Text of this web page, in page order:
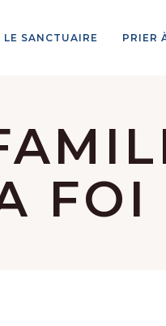
LE SANCTUAIRE PRIER
FOI